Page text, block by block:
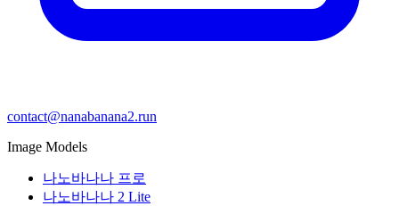
contact@nanabanana2.run
Image Models
나노바나나 프로
나노바나나 2 Lite